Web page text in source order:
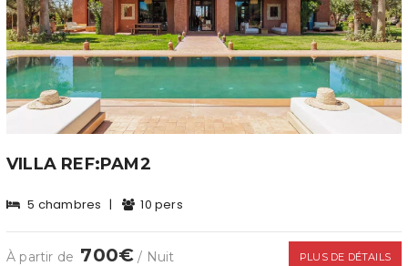
VILLA REF:PAM2
5 chambres | 10 pers
À partir de 700€ / Nuit PLUS DE DÉTAILS